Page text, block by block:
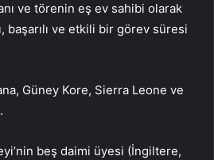
ve törenin eş ev sahibi olarak
başarılı ve etkili bir görev süresi
Güney Kore, Sierra Leone ve
beş daimi üyesi (İngiltere,